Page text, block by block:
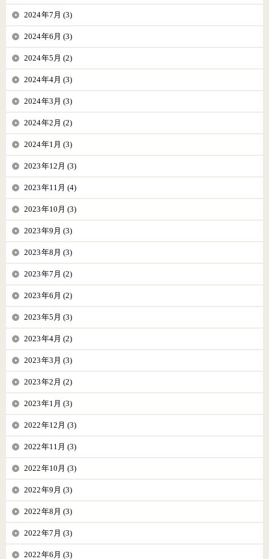
2024年7月 (3)
2024年6月 (3)
2024年5月 (2)
2024年4月 (3)
2024年3月 (3)
2024年2月 (2)
2024年1月 (3)
2023年12月 (3)
2023年11月 (4)
2023年10月 (3)
2023年9月 (3)
2023年8月 (3)
2023年7月 (2)
2023年6月 (2)
2023年5月 (3)
2023年4月 (2)
2023年3月 (3)
2023年2月 (2)
2023年1月 (3)
2022年12月 (3)
2022年11月 (3)
2022年10月 (3)
2022年9月 (3)
2022年8月 (3)
2022年7月 (3)
2022年6月 (3)